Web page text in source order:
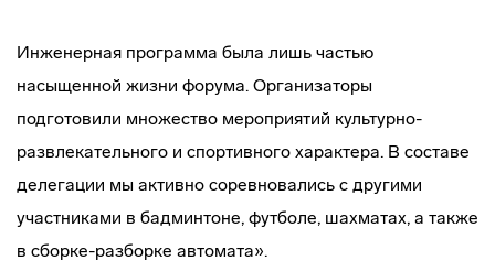
Инженерная программа была лишь частью
насыщенной жизни форума. Организаторы
подготовили множество мероприятий культурно-
развлекательного и спортивного характера. В составе
делегации мы активно соревновались с другими
участниками в бадминтоне, футболе, шахматах, а также
в сборке-разборке автомата».